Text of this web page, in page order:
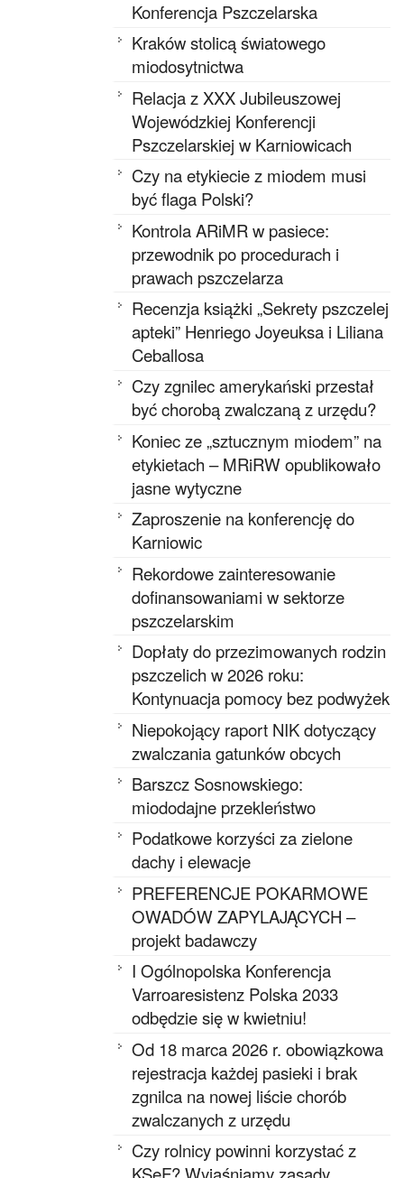
Konferencja Pszczelarska
Kraków stolicą światowego
miodosytnictwa
Relacja z XXX Jubileuszowej
Wojewódzkiej Konferencji
Pszczelarskiej w Karniowicach
Czy na etykiecie z miodem musi
być flaga Polski?
Kontrola ARiMR w pasiece:
przewodnik po procedurach i
prawach pszczelarza
Recenzja książki „Sekrety pszczelej
apteki” Henriego Joyeuksa i Liliana
Ceballosa
Czy zgnilec amerykański przestał
być chorobą zwalczaną z urzędu?
Koniec ze „sztucznym miodem” na
etykietach – MRiRW opublikowało
jasne wytyczne
Zaproszenie na konferencję do
Karniowic
Rekordowe zainteresowanie
dofinansowaniami w sektorze
pszczelarskim
Dopłaty do przezimowanych rodzin
pszczelich w 2026 roku:
Kontynuacja pomocy bez podwyżek
Niepokojący raport NIK dotyczący
zwalczania gatunków obcych
Barszcz Sosnowskiego:
miododajne przekleństwo
Podatkowe korzyści za zielone
dachy i elewacje
PREFERENCJE POKARMOWE
OWADÓW ZAPYLAJĄCYCH –
projekt badawczy
I Ogólnopolska Konferencja
Varroaresistenz Polska 2033
odbędzie się w kwietniu!
Od 18 marca 2026 r. obowiązkowa
rejestracja każdej pasieki i brak
zgnilca na nowej liście chorób
zwalczanych z urzędu
Czy rolnicy powinni korzystać z